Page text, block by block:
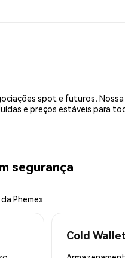
spot e futuros. Nossa
e preços estáveis para
segurança
Phemex
Cold